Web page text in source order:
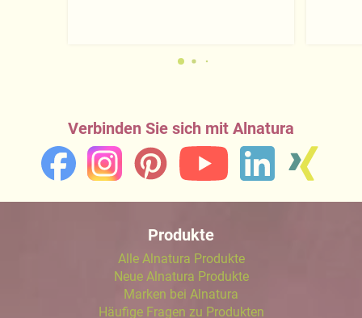
Verbinden Sie sich mit Alnatura
Produkte
Alle Alnatura Produkte
Neue Alnatura Produkte
Marken bei Alnatura
Häufige Fragen zu Produkten